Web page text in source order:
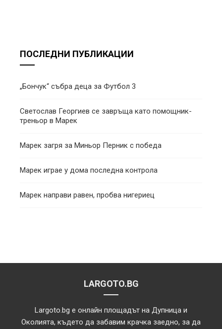
ПОСЛЕДНИ ПУБЛИКАЦИИ
„Бончук“ събра деца за Футбол 3
Светослав Георгиев се завръща като помощник-
треньор в Марек
Марек загря за Миньор Перник с победа
Марек играе у дома последна контрола
Марек направи равен, пробва нигериец
LARGOTO.BG
Largoto.bg е онлайн площадът на Дупница и
Околията, където да забавим крачка заедно, за да